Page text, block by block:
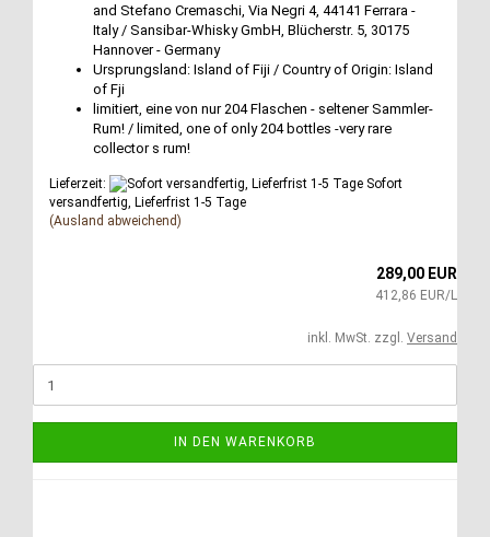
and Stefano Cremaschi, Via Negri 4, 44141 Ferrara -
Italy / Sansibar-Whisky GmbH, Blücherstr. 5, 30175
Hannover - Germany
Ursprungsland: Island of Fiji / Country of Origin: Island
of Fji
limitiert, eine von nur 204 Flaschen - seltener Sammler-
Rum! / limited, one of only 204 bottles -very rare
collector s rum!
Lieferzeit:
Sofort
versandfertig, Lieferfrist 1-5 Tage
(Ausland abweichend)
289,00 EUR
412,86 EUR/L
inkl. MwSt. zzgl. Versand
IN DEN WARENKORB